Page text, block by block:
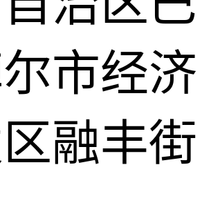
市经济
融丰街